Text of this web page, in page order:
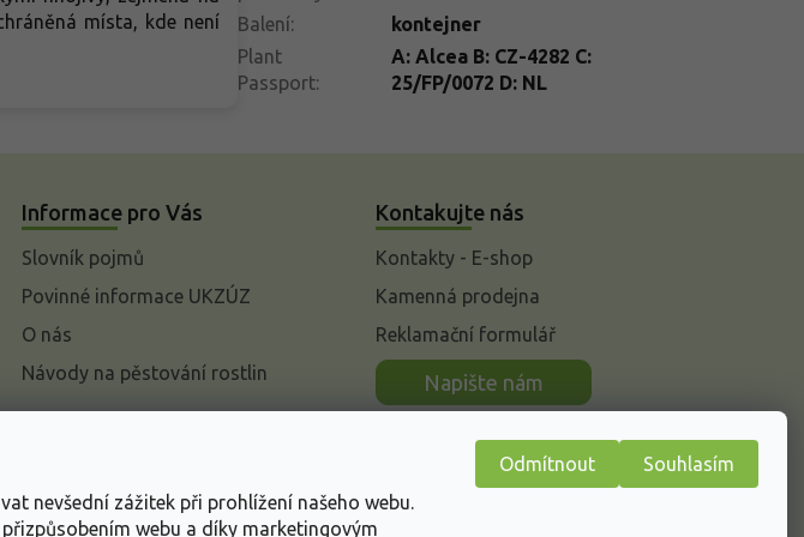
nevšední zážitek při prohlížení našeho webu.
webu a díky marketingovým
Odmítnout Souhlasím
místa, kde není
Balení:
kontejner
Plant
Passport:
A: Alcea B: CZ-4282 C:
25/FP/0072 D: NL
Informace pro Vás
Slovník pojmů
Povinné informace UKZÚZ
O nás
Návody na pěstování rostlin
Kontakujte nás
Kontakty - E-shop
Kamenná prodejna
Reklamační formulář
Napište nám